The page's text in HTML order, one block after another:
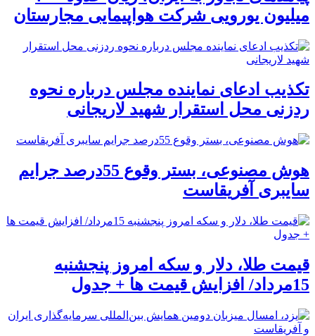
میلیون یورویی شرکت هواپیمایی مجارستان
تکذیب ادعای نماینده مجلس درباره نحوه
ردزنی محل استقرار شهید لاریجانی
هوش مصنوعی، بستر وقوع 55درصد جرایم
سایبری آفریقاست
قیمت طلا، دلار و سکه امروز پنجشنبه
15مرداد/ افزایش قیمت ها + جدول